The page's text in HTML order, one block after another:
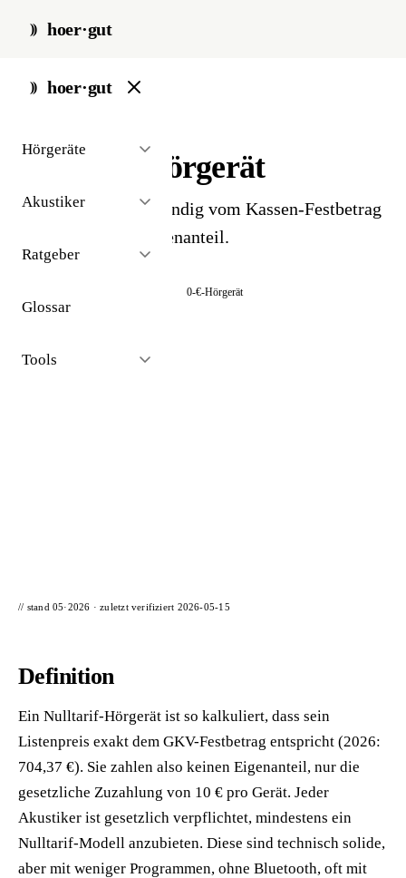
hoer·gut
hoer·gut
Hörgeräte
Akustiker
Ratgeber
Glossar
Tools
start / glossar / nulltarif
Nulltarif-Hörgerät
Hörgerät, das vollständig vom Kassen-Festbetrag
gedeckt ist - 0 € Eigenanteil.
0-€-Hörgerät
// stand 05·2026 · zuletzt verifiziert 2026-05-15
Definition
Ein Nulltarif-Hörgerät ist so kalkuliert, dass sein
Listenpreis exakt dem GKV-Festbetrag entspricht (2026:
704,37 €). Sie zahlen also keinen Eigenanteil, nur die
gesetzliche Zuzahlung von 10 € pro Gerät. Jeder
Akustiker ist gesetzlich verpflichtet, mindestens ein
Nulltarif-Modell anzubieten. Diese sind technisch solide,
aber mit weniger Programmen, ohne Bluetooth, oft mit